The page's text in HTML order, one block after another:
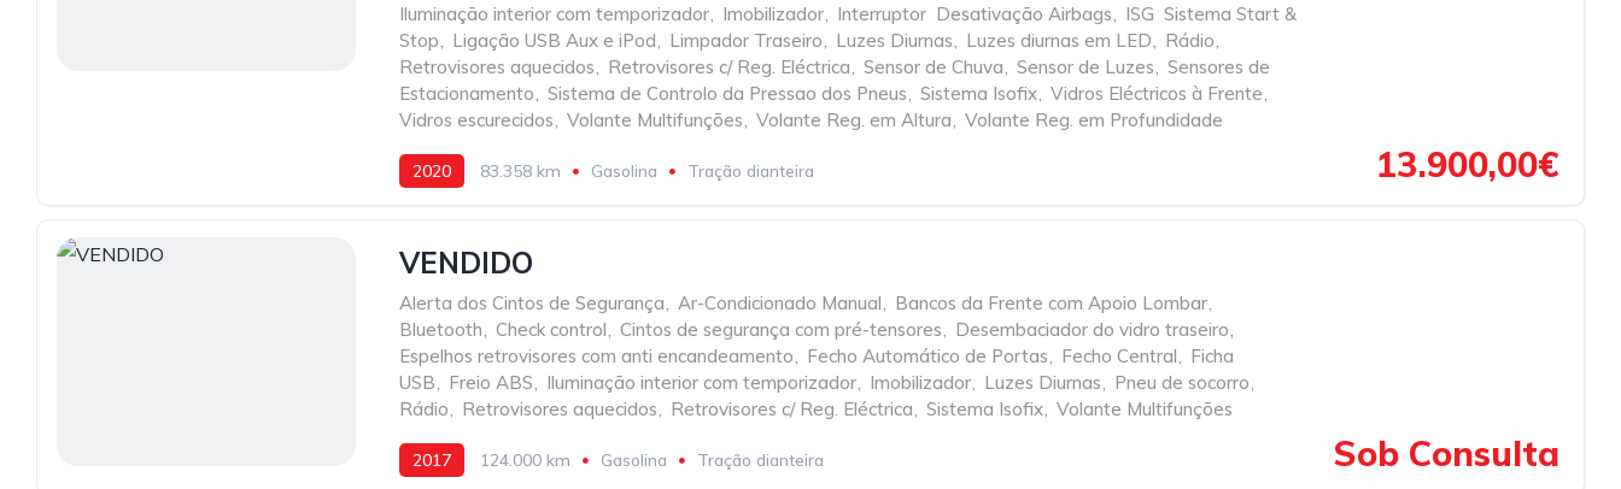
Iluminação interior com temporizador, Imobilizador, Interruptor  Desativação Airbags, ISG  Sistema Start &
Stop, Ligação USB Aux e iPod, Limpador Traseiro, Luzes Diurnas, Luzes diurnas em LED, Rádio,
Retrovisores aquecidos, Retrovisores c/ Reg. Eléctrica, Sensor de Chuva, Sensor de Luzes, Sensores de
Estacionamento, Sistema de Controlo da Pressao dos Pneus, Sistema Isofix, Vidros Eléctricos à Frente,
Vidros escurecidos, Volante Multifunções, Volante Reg. em Altura, Volante Reg. em Profundidade
2020 83.358 km Gasolina Tração dianteira 13.900,00€
VENDIDO
Alerta dos Cintos de Segurança, Ar-Condicionado Manual, Bancos da Frente com Apoio Lombar,
Bluetooth, Check control, Cintos de segurança com pré-tensores, Desembaciador do vidro traseiro,
Espelhos retrovisores com anti encandeamento, Fecho Automático de Portas, Fecho Central, Ficha
USB, Freio ABS, Iluminação interior com temporizador, Imobilizador, Luzes Diurnas, Pneu de socorro,
Rádio, Retrovisores aquecidos, Retrovisores c/ Reg. Eléctrica, Sistema Isofix, Volante Multifunções
2017 124.000 km Gasolina Tração dianteira Sob Consulta